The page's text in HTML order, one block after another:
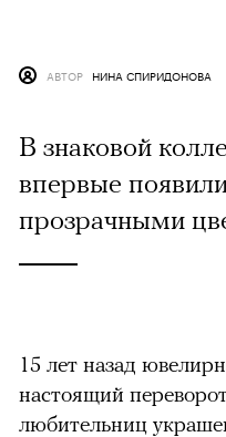
АВТОР НИНА СПИРИДОНОВА
В знаковой
впервые
прозрачными
15 лет назад
настоящий
любительниц